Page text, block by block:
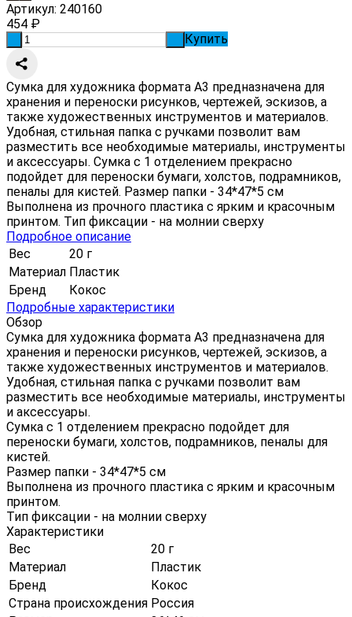
Артикул: 240160
454 ₽
Купить
Сумка для художника формата А3 предназначена для
хранения и переноски рисунков, чертежей, эскизов, а
также художественных инструментов и материалов.
Удобная, стильная папка с ручками позволит вам
разместить все необходимые материалы, инструменты
и аксессуары. Сумка с 1 отделением прекрасно
подойдет для переноски бумаги, холстов, подрамников,
пеналы для кистей. Размер папки - 34*47*5 см
Выполнена из прочного пластика с ярким и красочным
принтом. Тип фиксации - на молнии сверху
Подробное описание
Вес
20 г
Материал Пластик
Бренд
Кокос
Подробные характеристики
Обзор
Сумка для художника формата А3 предназначена для
хранения и переноски рисунков, чертежей, эскизов, а
также художественных инструментов и материалов.
Удобная, стильная папка с ручками позволит вам
разместить все необходимые материалы, инструменты
и аксессуары.
Сумка с 1 отделением прекрасно подойдет для
переноски бумаги, холстов, подрамников, пеналы для
кистей.
Размер папки - 34*47*5 см
Выполнена из прочного пластика с ярким и красочным
принтом.
Тип фиксации - на молнии сверху
Характеристики
Вес
20 г
Материал
Пластик
Бренд
Кокос
Страна происхождения Россия